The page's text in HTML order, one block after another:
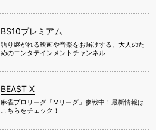
BS10プレミアム
語り継がれる映画や音楽をお届けする、大人のた
めのエンタテインメントチャンネル
BEAST X
麻雀プロリーグ「Mリーグ」参戦中！最新情報は
こちらをチェック！